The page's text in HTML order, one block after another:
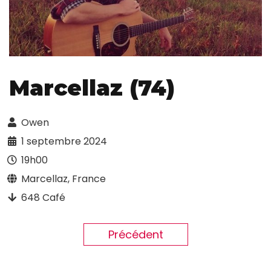
Marcellaz (74)
Owen
1 septembre 2024
19h00
Marcellaz, France
648 Café
Précédent